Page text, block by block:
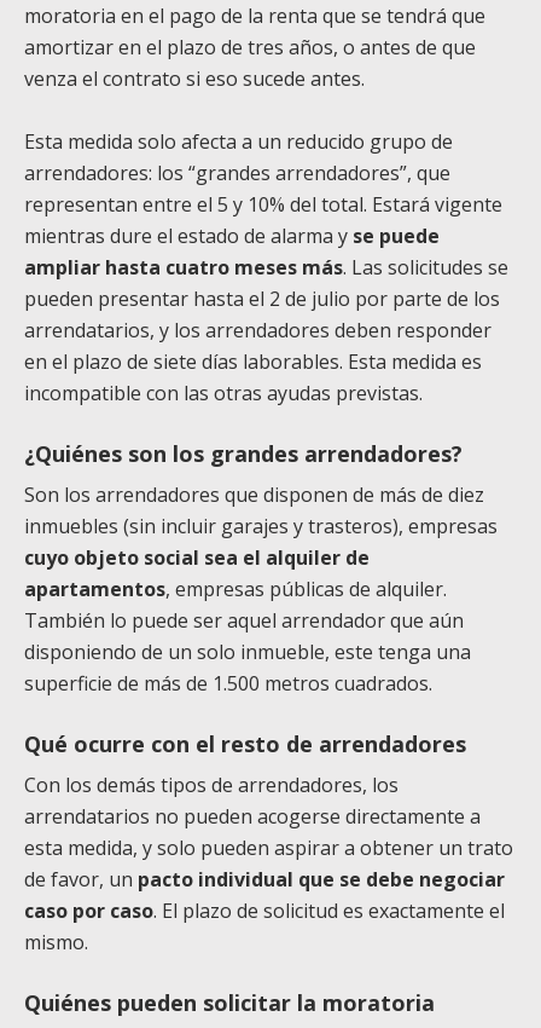
moratoria en el pago de la renta que se tendrá que
amortizar en el plazo de tres años, o antes de que
venza el contrato si eso sucede antes.
Esta medida solo afecta a un reducido grupo de
arrendadores: los “grandes arrendadores”, que
representan entre el 5 y 10% del total. Estará vigente
mientras dure el estado de alarma y se puede
ampliar hasta cuatro meses más. Las solicitudes se
pueden presentar hasta el 2 de julio por parte de los
arrendatarios, y los arrendadores deben responder
en el plazo de siete días laborables. Esta medida es
incompatible con las otras ayudas previstas.
¿Quiénes son los grandes arrendadores?
Son los arrendadores que disponen de más de diez
inmuebles (sin incluir garajes y trasteros), empresas
cuyo objeto social sea el alquiler de
apartamentos, empresas públicas de alquiler.
También lo puede ser aquel arrendador que aún
disponiendo de un solo inmueble, este tenga una
superficie de más de 1.500 metros cuadrados.
Qué ocurre con el resto de arrendadores
Con los demás tipos de arrendadores, los
arrendatarios no pueden acogerse directamente a
esta medida, y solo pueden aspirar a obtener un trato
de favor, un pacto individual que se debe negociar
caso por caso. El plazo de solicitud es exactamente el
mismo.
Quiénes pueden solicitar la moratoria